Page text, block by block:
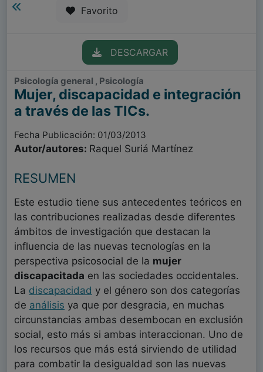
Favorito
DESCARGAR
Psicología general , Psicología
Mujer, discapacidad e integración
a través de las TICs.
Fecha Publicación: 01/03/2013
Autor/autores: Raquel Suriá Martínez
RESUMEN
Este estudio tiene sus antecedentes teóricos en
las contribuciones realizadas desde diferentes
ámbitos de investigación que destacan la
influencia de las nuevas tecnologías en la
perspectiva psicosocial de la mujer
discapacitada en las sociedades occidentales.
La discapacidad y el género son dos categorías
de análisis ya que por desgracia, en muchas
circunstancias ambas desembocan en exclusión
social, esto más si ambas interaccionan. Uno de
los recursos que más está sirviendo de utilidad
para combatir la desigualdad son las nuevas